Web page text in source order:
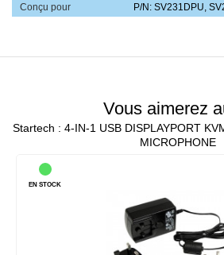
Conçu pour
P/N: SV231DPU,
Vous aimerez
Startech : 4-IN-1 USB DISPLAYPORT
MICROPHONE
EN STOCK